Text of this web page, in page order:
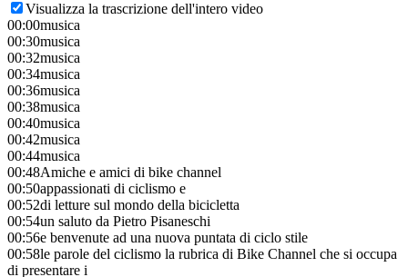
Visualizza la trascrizione dell'intero video
00:00musica
00:30musica
00:32musica
00:34musica
00:36musica
00:38musica
00:40musica
00:42musica
00:44musica
00:48Amiche e amici di bike channel
00:50appassionati di ciclismo e
00:52di letture sul mondo della bicicletta
00:54un saluto da Pietro Pisaneschi
00:56e benvenute ad una nuova puntata di ciclo stile
00:58le parole del ciclismo la rubrica di Bike Channel che si occupa
di presentare i